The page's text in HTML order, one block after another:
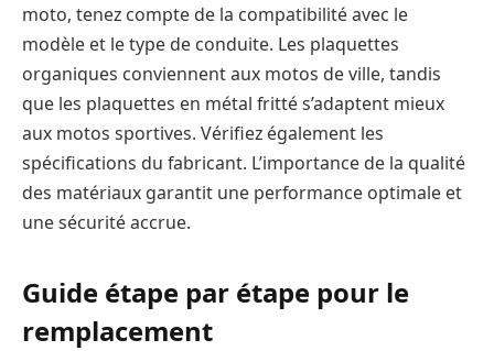
moto, tenez compte de la compatibilité avec le
modèle et le type de conduite. Les plaquettes
organiques conviennent aux motos de ville, tandis
que les plaquettes en métal fritté s’adaptent mieux
aux motos sportives. Vérifiez également les
spécifications du fabricant. L’importance de la qualité
des matériaux garantit une performance optimale et
une sécurité accrue.
Guide étape par étape pour le
remplacement